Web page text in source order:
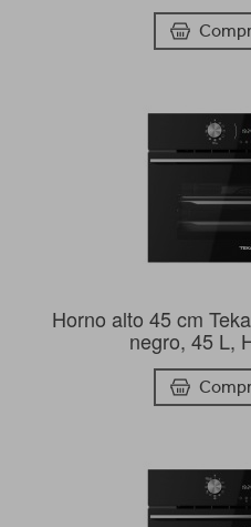
Horno alto 45 cm
negro, 45 L,